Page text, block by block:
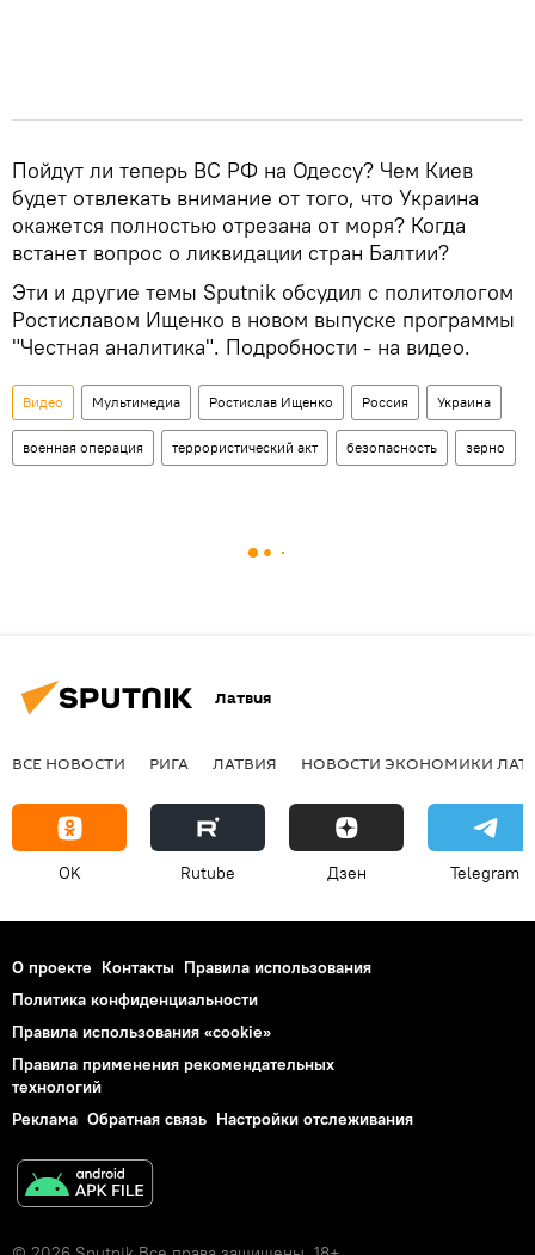
Пойдут ли теперь ВС РФ на Одессу? Чем Киев
будет отвлекать внимание от того, что Украина
окажется полностью отрезана от моря? Когда
встанет вопрос о ликвидации стран Балтии?
Эти и другие темы Sputnik обсудил с политологом
Ростиславом Ищенко в новом выпуске программы
"Честная аналитика". Подробности - на видео.
Видео Мультимедиа Ростислав Ищенко Россия Украина
военная операция террористический акт безопасность зерно
Латвия
ВСЕ НОВОСТИ РИГА ЛАТВИЯ НОВОСТИ ЭКОНОМИКИ
OK Rutube Дзен Telegram
О проекте Контакты Правила использования
Политика конфиденциальности
Правила использования «cookie»
Правила применения рекомендательных
технологий
Реклама Обратная связь Настройки отслеживания